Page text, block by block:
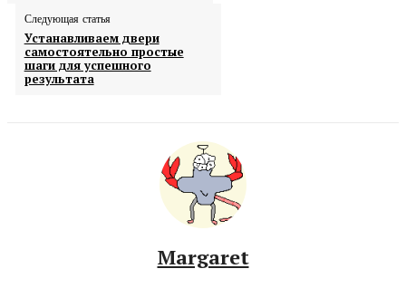
Следующая статья
Устанавливаем двери
самостоятельно простые
шаги для успешного
результата
Margaret